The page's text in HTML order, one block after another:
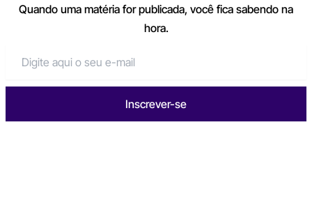
Quando uma matéria for publicada, você fica sabendo na
hora.
Inscrever-se